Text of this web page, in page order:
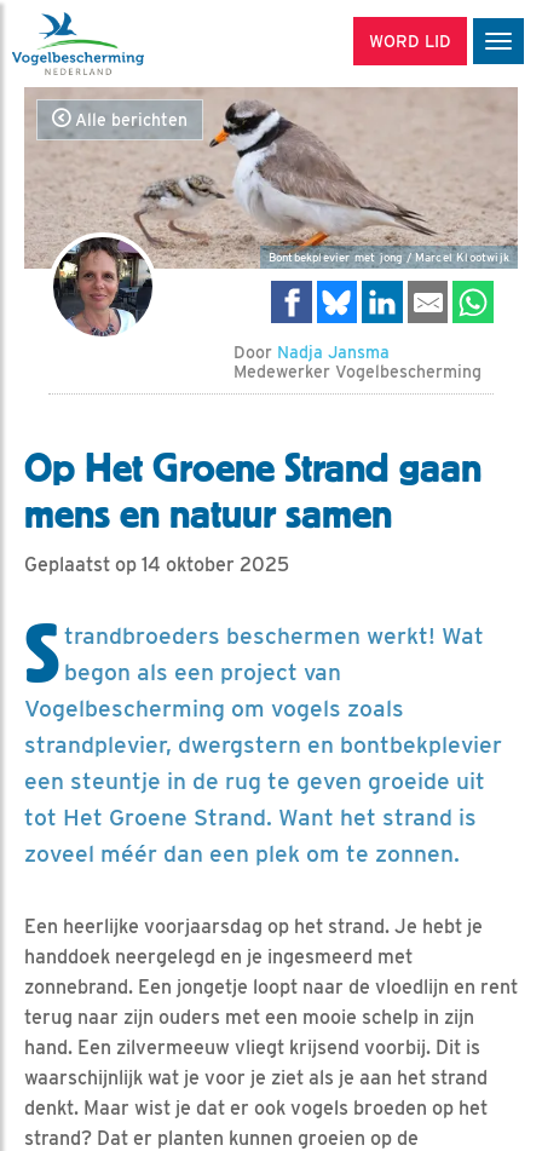
WORD LID
Alle berichten
Bontbekplevier met jong / Marcel Klootwijk
Door Nadja Jansma
Medewerker Vogelbescherming
Op Het Groene Strand gaan
mens en natuur samen
Geplaatst op 14 oktober 2025
Strandbroeders beschermen werkt! Wat
begon als een project van
Vogelbescherming om vogels zoals
strandplevier, dwergstern en bontbekplevier
een steuntje in de rug te geven groeide uit
tot Het Groene Strand. Want het strand is
zoveel méér dan een plek om te zonnen.
Een heerlijke voorjaarsdag op het strand. Je hebt je
handdoek neergelegd en je ingesmeerd met
zonnebrand. Een jongetje loopt naar de vloedlijn en rent
terug naar zijn ouders met een mooie schelp in zijn
hand. Een zilvermeeuw vliegt krijsend voorbij. Dit is
waarschijnlijk wat je voor je ziet als je aan het strand
denkt. Maar wist je dat er ook vogels broeden op het
strand? Dat er planten kunnen groeien op de